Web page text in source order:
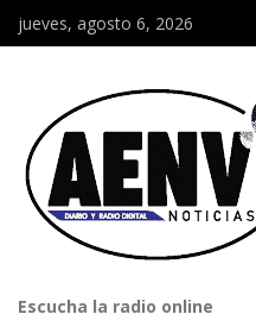
jueves, agosto 6, 2026
Escucha la radio online